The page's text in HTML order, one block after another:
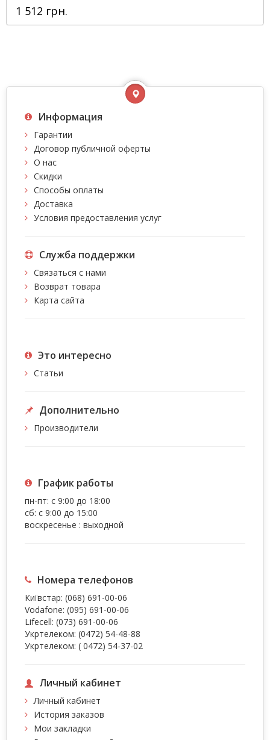
1 512 грн.
Информация
Гарантии
Договор публичной оферты
О нас
Скидки
Способы оплаты
Доставка
Условия предоставления услуг
Служба поддержки
Связаться с нами
Возврат товара
Карта сайта
Это интересно
Статьи
Дополнительно
Производители
График работы
пн-пт: с 9:00 до 18:00
сб: с 9:00 до 15:00
воскресенье : выходной
Номера телефонов
Київстар: (068) 691-00-06
Vodafone: (095) 691-00-06
Lifecell: (073) 691-00-06
Укртелеком: (0472) 54-48-88
Укртелеком: ( 0472) 54-37-02
Личный кабинет
Личный кабинет
История заказов
Мои закладки